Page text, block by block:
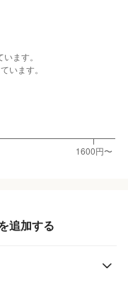
ます。
います。
追加する